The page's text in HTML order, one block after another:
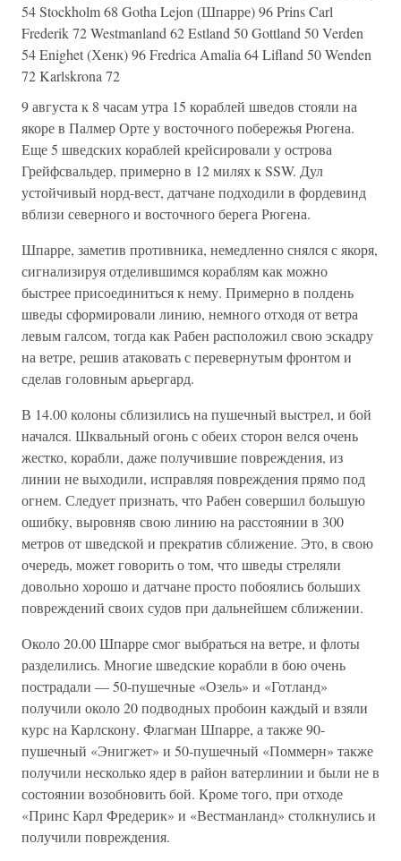
54 Stockholm 68 Gotha Lejon (Шпарре) 96 Prins Carl
Frederik 72 Westmanland 62 Estland 50 Gottland 50 Verden
54 Enighet (Хенк) 96 Fredrica Amalia 64 Lifland 50 Wenden
72 Karlskrona 72
9 августа к 8 часам утра 15 кораблей шведов стояли на
якоре в Палмер Орте у восточного побережья Рюгена.
Еще 5 шведских кораблей крейсировали у острова
Грейфсвальдер, примерно в 12 милях к SSW. Дул
устойчивый норд-вест, датчане подходили в фордевинд
вблизи северного и восточного берега Рюгена.
Шпарре, заметив противника, немедленно снялся с якоря,
сигнализируя отделившимся кораблям как можно
быстрее присоединиться к нему. Примерно в полдень
шведы сформировали линию, немного отходя от ветра
левым галсом, тогда как Рабен расположил свою эскадру
на ветре, решив атаковать с перевернутым фронтом и
сделав головным арьергард.
В 14.00 колоны сблизились на пушечный выстрел, и бой
начался. Шквальный огонь с обеих сторон велся очень
жестко, корабли, даже получившие повреждения, из
линии не выходили, исправляя повреждения прямо под
огнем. Следует признать, что Рабен совершил большую
ошибку, выровняв свою линию на расстоянии в 300
метров от шведской и прекратив сближение. Это, в свою
очередь, может говорить о том, что шведы стреляли
довольно хорошо и датчане просто побоялись больших
повреждений своих судов при дальнейшем сближении.
Около 20.00 Шпарре смог выбраться на ветре, и флоты
разделились. Многие шведские корабли в бою очень
пострадали — 50-пушечные «Озель» и «Готланд»
получили около 20 подводных пробоин каждый и взяли
курс на Карлскону. Флагман Шпарре, а также 90-
пушечный «Энигжет» и 50-пушечный «Поммерн» также
получили несколько ядер в район ватерлинии и были не в
состоянии возобновить бой. Кроме того, при отходе
«Принс Карл Фредерик» и «Вестманланд» столкнулись и
получили повреждения.